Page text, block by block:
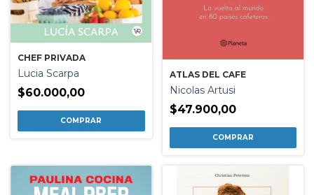
CHEF PRIVADA
Lucia Scarpa
$60.000,00
ATLAS DEL CAFE
Nicolas Artusi
$47.900,00